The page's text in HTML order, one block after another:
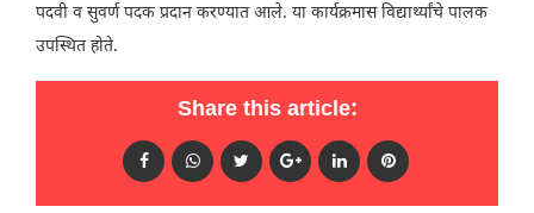
पदवी व सुवर्ण पदक प्रदान करण्यात आले. या कार्यक्रमास विद्यार्थ्यांचे पालक
उपस्थित होते.
Share this article: